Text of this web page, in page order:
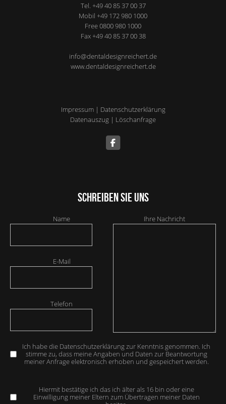
Tel. +49 40 85 37 00 37
Mobil +49 172 980 1000
Free0800 980 1000
Fax+49 40 85 37 00 38
info@dentaldesignreichert.de
www.dentaldesignreichert.de
Impressum| Datenschutzerklärung
Datenauszug | Löschanfrage
Schreiben Sie uns
Name
E-Mail
Telefon
Ihre Nachricht
Ich habe die Datenschutzerklärung zur Kenntnis genommen. Ich
stimme zu, dass meine Angaben und Daten zur Beantwortung
meiner Anfrage elektronisch erhoben und gespeichert werden.
Hiermit bestätige ich das ich älter als 16 bin oder eine
Einwilligung meiner Eltern zum Übertragen meiner Daten